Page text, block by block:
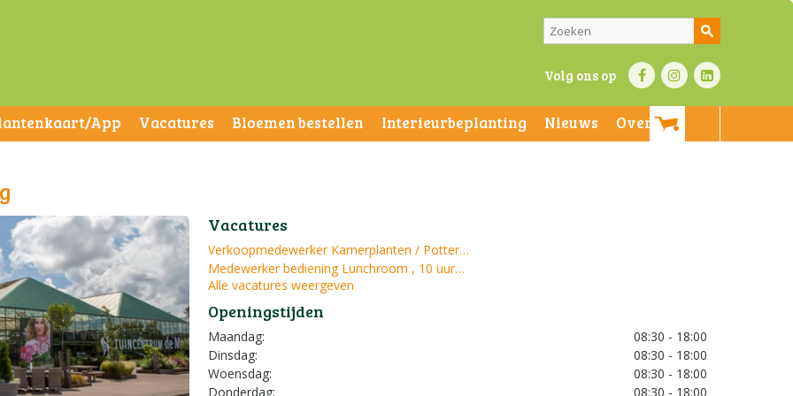
Volg ons op
App Vacatures Bloemen bestellen Interieurbeplanting Nieuws
Over ons
Vacatures
Verkoopmedewerker Kamerplanten / Potter…
Medewerker bediening Lunchroom , 10 uur…
Alle vacatures weergeven
Openingstijden
Maandag:
08:30 - 18:00
Dinsdag:
08:30 - 18:00
Woensdag:
08:30 - 18:00
Donderdag:
08:30 - 18:00